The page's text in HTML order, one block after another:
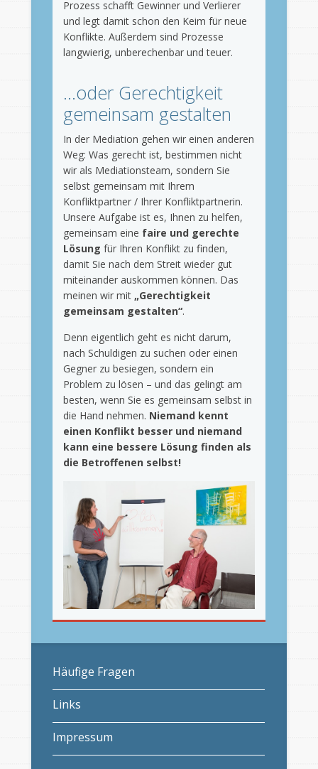
Prozess schafft Gewinner und Verlierer
und legt damit schon den Keim für neue
Konflikte. Außerdem sind Prozesse
langwierig, unberechenbar und teuer.
…oder Gerechtigkeit
gemeinsam gestalten
In der Mediation gehen wir einen anderen
Weg: Was gerecht ist, bestimmen nicht
wir als Mediationsteam, sondern Sie
selbst gemeinsam mit Ihrem
Konfliktpartner / Ihrer Konfliktpartnerin.
Unsere Aufgabe ist es, Ihnen zu helfen,
gemeinsam eine faire und gerechte
Lösung für Ihren Konflikt zu finden,
damit Sie nach dem Streit wieder gut
miteinander auskommen können. Das
meinen wir mit „Gerechtigkeit
gemeinsam gestalten“.
Denn eigentlich geht es nicht darum,
nach Schuldigen zu suchen oder einen
Gegner zu besiegen, sondern ein
Problem zu lösen – und das gelingt am
besten, wenn Sie es gemeinsam selbst in
die Hand nehmen. Niemand kennt
einen Konflikt besser und niemand
kann eine bessere Lösung finden als
die Betroffenen selbst!
Häufige Fragen
Links
Impressum